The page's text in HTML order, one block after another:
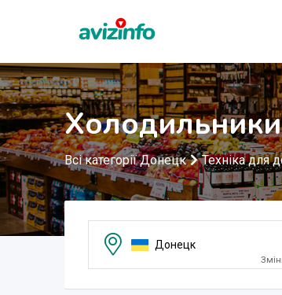
Всі категорії Донецк Техніка для
Донецк